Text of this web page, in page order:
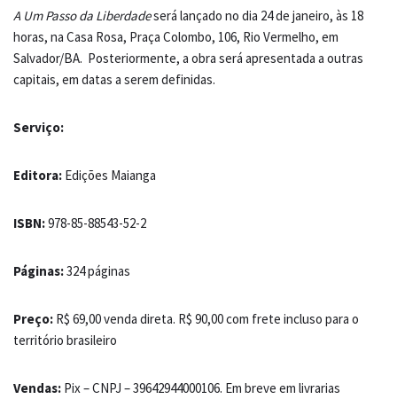
A Um Passo da Liberdadeserá lançado no dia 24 de janeiro, às 18
horas, na Casa Rosa, Praça Colombo, 106, Rio Vermelho, em
Salvador/BA. Posteriormente, a obra será apresentada a outras
capitais, em datas a serem definidas.
Serviço:
Editora: Edições Maianga
ISBN:978-85-88543-52-2
Páginas:324 páginas
Preço: R$ 69,00 venda direta. R$ 90,00 com frete incluso para o
território brasileiro
Vendas: Pix –CNPJ – 39642944000106. Em breve em livrarias